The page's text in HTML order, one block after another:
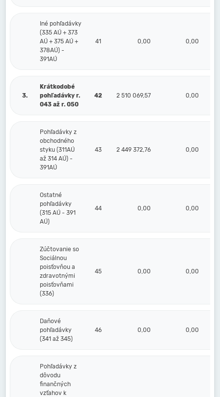
Iné pohľadávky
(335 AÚ + 373
AÚ + 375 AÚ +
378AÚ) -
391AÚ
41 0,00 0,00
3.
Krátkodobé
pohľadávky r.
043 až r. 050
42 2 510 069,57 0,00
Pohľadávky z
obchodného
styku (311AÚ
až 314 AÚ) -
391AÚ
43 2 449 372,76 0,00
Ostatné
pohľadávky
(315 AÚ - 391
AÚ)
44 0,00 0,00
Zúčtovanie so
Sociálnou
poisťovňou a
zdravotnými
poisťovňami
(336)
45 0,00 0,00
Daňové
pohľadávky
(341 až 345)
46 0,00 0,00
Pohľadávky z
dôvodu
finančných
vzťahov k